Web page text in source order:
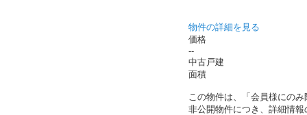
物件の詳細を見る
価格
--
中古戸建
面積
この物件は、「会員様にの
非公開物件につき、詳細情